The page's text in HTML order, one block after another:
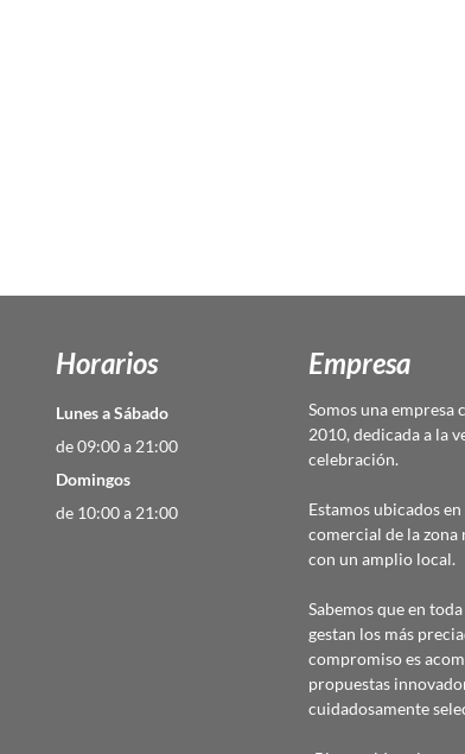
Horarios
Lunes a Sábado
de 09:00 a 21:00
Domingos
de 10:00 a 21:00
Empresa
Somos una empresa
2010, dedicada a la
celebración.
Estamos ubicados
comercial de la
con un amplio local.
Sabemos que en
gestan los más
compromiso es
propuestas
cuidadosamente